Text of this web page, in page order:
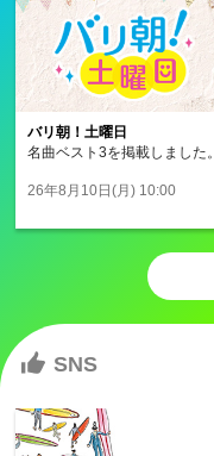
バリ朝！土曜日
名曲ベスト3を掲載しました。
26年8月10日(月) 10:00
SNS